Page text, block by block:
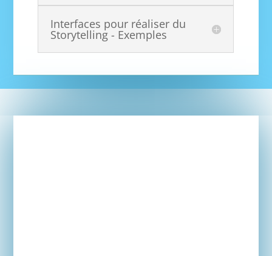
Interfaces pour réaliser du
Storytelling - Exemples